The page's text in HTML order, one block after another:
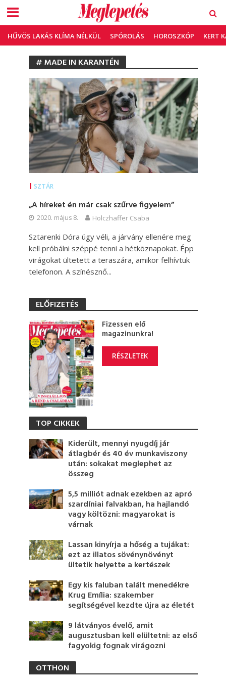
HŰVÖS LAKÁS KLÍMA NÉLKÜL SPÓROLÁS HOROSZKÓP KERT
# MADE IN KARANTÉN
SZTÁR
„A híreket én már csak szűrve figyelem”
2020. május 8. Holczhaffer Csaba
Sztarenki Dóra úgy véli, a járvány ellenére meg
kell próbálni széppé tenni a hétköznapokat. Épp
virágokat ültetett a teraszára, amikor felhívtuk
telefonon. A színésznő...
ELŐFIZETÉS
Fizessen elő
magazinunkra!
RÉSZLETEK
TOP CIKKEK
Kiderült, mennyi nyugdíj jár
átlagbér és 40 év munkaviszony
után: sokakat meglephet az
összeg
5,5 milliót adnak ezekben az apró
szardíniai falvakban, ha hajlandó
vagy költözni: magyarokat is
várnak
Lassan kinyírja a hőség a tujákat:
ezt az illatos sövénynövényt
ültetik helyette a kertészek
Egy kis faluban talált menedékre
Krug Emília: szakember
segítségével kezdte újra az életét
9 látványos évelő, amit
augusztusban kell elültetni: az első
fagyokig fognak virágozni
OTTHON